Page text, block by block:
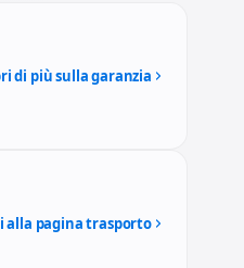
di più sulla garanzia
alla pagina trasporto